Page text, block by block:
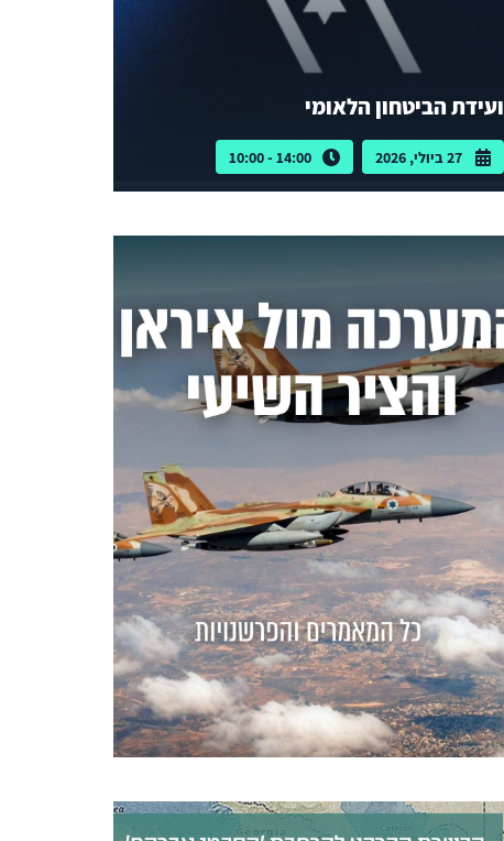
ועידת הביטחון הלאומי
27 ביולי, 2026 14:00 - 10:00